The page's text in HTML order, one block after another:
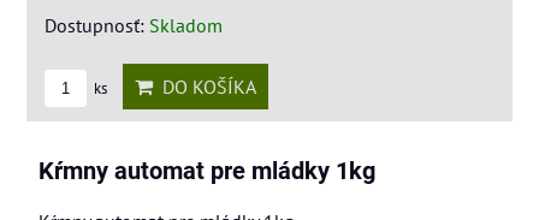
Dostupnosť: Skladom
ks DO KOŠÍKA
Kŕmny automat pre mládky 1kg